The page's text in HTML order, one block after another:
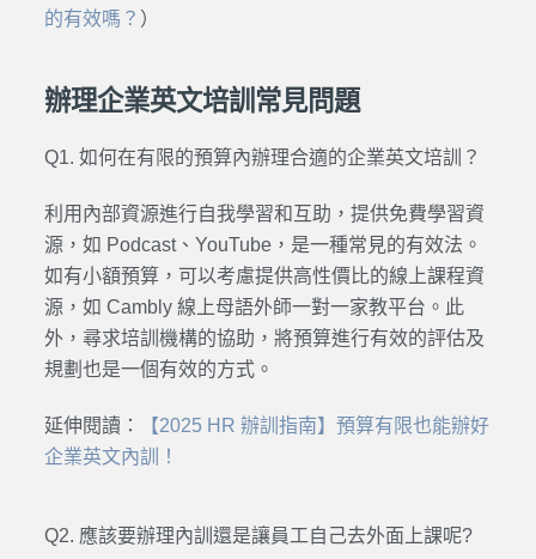
的有效嗎？ ）
辦理企業英文培訓常見問題
Q1. 如何在有限的預算內辦理合適的企業英文培訓？
利用內部資源進行自我學習和互助， 提供免費學習資
源，如 Podcast、YouTube，是一種常見的有效法。
如有小額預算，可以考慮提供高性價比的線上課程資
源，如 Cambly 線上母語外師一對一家教平台。此
外，尋求培訓機構的協助，將預算進行有效的評估及
規劃也是一個有效的方式。
延伸閱讀： 【2025 HR 辦訓指南】預算有限也能辦好
企業英文內訓！
Q2. 應該要辦理內訓還是讓員工自己去外面上課呢?